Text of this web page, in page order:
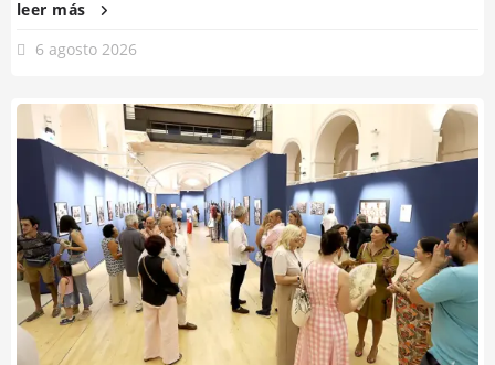
leer más
6 agosto 2026